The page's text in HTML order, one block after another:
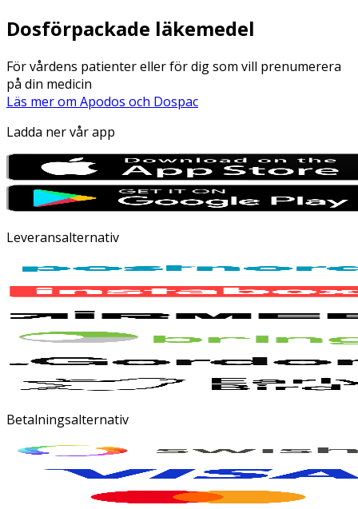
Dosförpackade läkemedel
För vårdens patienter eller för dig som vill prenumerera
på din medicin
Läs mer om Apodos och Dospac
Ladda ner vår app
Leveransalternativ
Betalningsalternativ